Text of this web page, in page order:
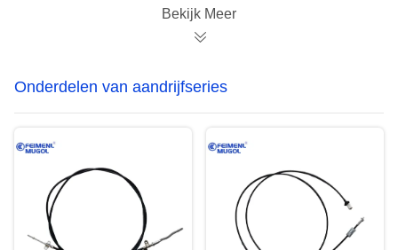
Bekijk Meer
Onderdelen van aandrijfseries